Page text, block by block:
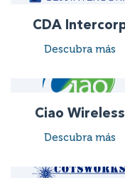
CDA
Descubra más
Ciao Wireless
Descubra más